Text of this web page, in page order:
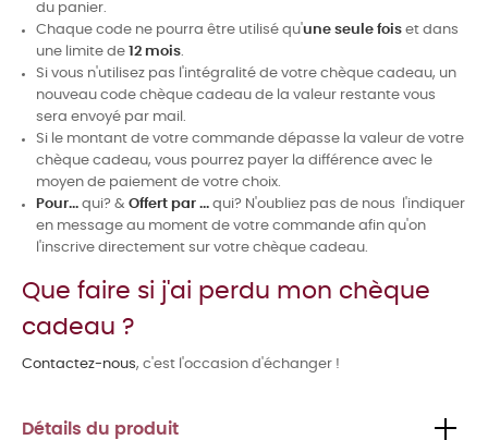
du panier.
Chaque code ne pourra être utilisé qu'une seule fois et dans
une limite de
12 mois.
Si vous n'utilisez pas l'intégralité de votre chèque cadeau, un
nouveau code chèque cadeau de la valeur restante vous
sera envoyé par mail.
Si le montant de votre commande dépasse la valeur de votre
chèque cadeau, vous pourrez payer la différence avec le
moyen de paiement de votre choix.
Pour... qui? & Offert par ... qui? N'oubliez pas de nous l'indiquer
en message au moment de votre commande afin qu'on
l'inscrive directement sur votre chèque cadeau.
Que faire si j'ai perdu mon chèque
cadeau ?
Contactez-nous, c'est l'occasion d'échanger !
Détails du produit